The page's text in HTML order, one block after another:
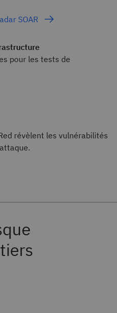
SOAR
pour les tests de
révèlent les vulnérabilités